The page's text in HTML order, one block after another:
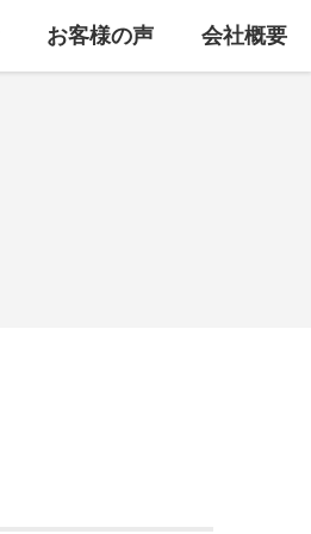
お客様の声 会社概要